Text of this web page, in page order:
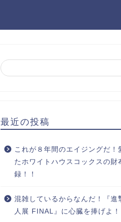
最近の投稿
これが８年間のエイジングだ！
たホワイトハウスコックスの財
録！！
混雑しているからなんだ！『進
人展 FINAL』に心臓を捧げよ！